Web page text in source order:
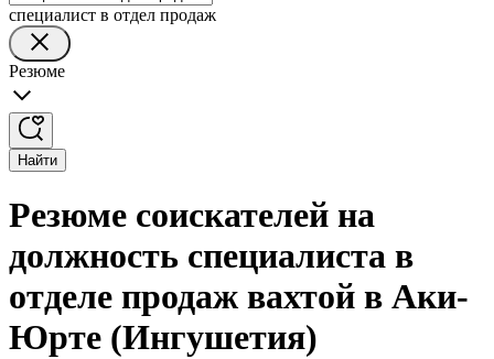
специалист в отдел продаж
Резюме
Найти
Резюме соискателей на
должность специалиста в
отделе продаж вахтой в Аки-
Юрте (Ингушетия)